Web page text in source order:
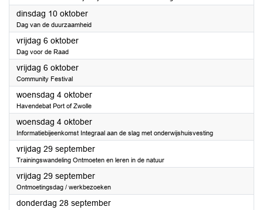
dinsdag 10 oktober2023
Dag van de duurzaamheid
vrijdag 6 oktober2023
Dag voor de Raad
vrijdag 6 oktober2023
Community Festival
woensdag 4 oktober2023
Havendebat Port of Zwolle
woensdag 4 oktober2023
Informatiebijeenkomst Integraal aan de slag met onderwijshuisvesting
vrijdag 29 september2023
Trainingswandeling Ontmoeten en leren in de natuur
vrijdag 29 september2023
Ontmoetingsdag / werkbezoeken
donderdag 28 september2023